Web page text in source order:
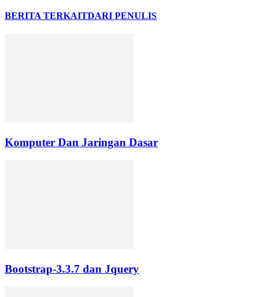
BERITA TERKAITDARI PENULIS
Komputer Dan Jaringan Dasar
Bootstrap-3.3.7 dan Jquery